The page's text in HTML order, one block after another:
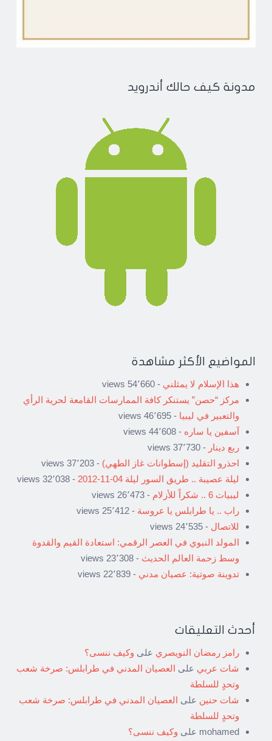
مدونة كيف حالك أندرويد
المواضيع الأكثر مشاهدة
هذا الإسلام لا يمثلني - 54٬660 views
مركز “حصن” يستنكر كافة الممارسات القامعة لحرية الرأي
والتعبير في ليبيا - 46٬695 views
آسفين يا ساره - 44٬608 views
ربع دينار - 37٬730 views
احذرو التقليد (إسطوانات غاز الطهي) - 37٬203 views
ليلة عصيبة .. طريق السور ليلة 04-11-2012
- 32٬038 views
ليبيات 6 .. شكراً للأزلام
- 26٬473 views
راب .. يا طرابلس يا عروسة - 25٬412 views
للاتصال - 24٬535 views
المولد النبوي في العصر الرقمي: استعادة القيم والقدوة
وسط زحمة العالم الحديث - 23٬308 views
تدوينة صوتية: عصيان مدني - 22٬839 views
أحدث التعليقات
رامز رمضان النويصري على وكيف ننسى؟
شات عربي على العصيان المدني في طرابلس: صرخة شعب
وتحدٍ للسلطة
شات حنين على العصيان المدني في طرابلس: صرخة شعب
وتحدٍ للسلطة
mohamed على وكيف ننسى؟